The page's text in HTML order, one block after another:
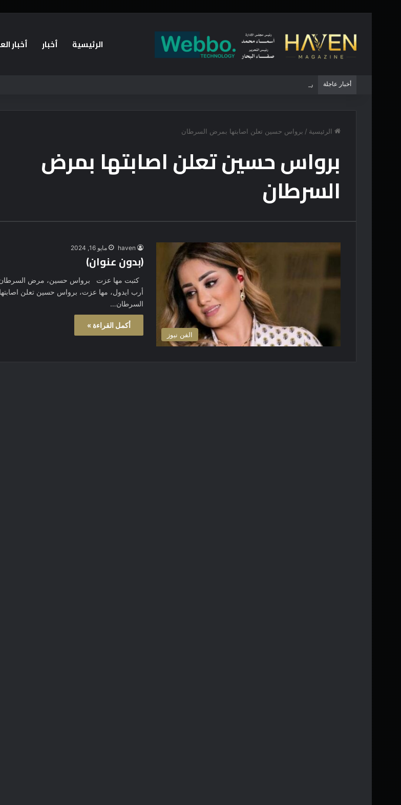
الرئيسية أخبار أخبار
أخبار عاجلة روسيا تختبر الناتو والصين تترقب وأمريكا أمام أخطر معركة إستراتيجية
الرئيسية / برواس حسين تعلن اصابتها بمرض السرطان
برواس حسين تعلن اصابتها بمرض
السرطان
الفن نيوز
haven مايو 16, 2024
(بدون عنوان)
كتبت مها عزت برواس حسين، مرض
أرب ايدول، مها عزت، برواس حسين تعلن
السرطان…
أكمل القراءة »